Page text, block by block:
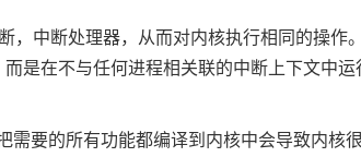
中断处理器，从而对内核执行相同的操作
是在不与任何进程相关联的中断上下文中
要的所有功能都编译到内核中会导致内核